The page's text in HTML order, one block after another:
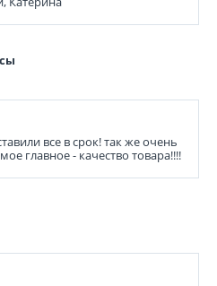
все в срок! так же очень
главное - качество товара!!!!